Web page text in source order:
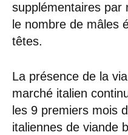
supplémentaires par
le nombre de mâles
têtes.
La présence de la
marché italien
les 9 premiers mois
italiennes de viande